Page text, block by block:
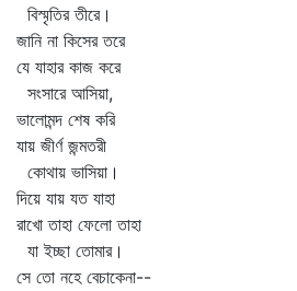
বিস্মৃতির তীরে।
জানি না কিসের তরে
যে যাহার কাজ করে
সংসারে আসিয়া,
ভালোমন্দ শেষ করি
যায় জীর্ণ জন্মতরী
কোথায় ভাসিয়া।
দিয়ে যায় যত যাহা
রাখো তাহা ফেলো তাহা
যা ইচ্ছা তোমার।
সে তো নহে বেচাকেনা--